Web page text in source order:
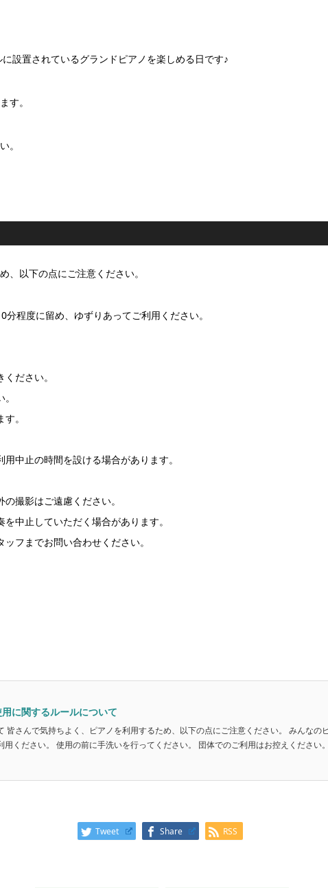
設置されているグランドピアノを楽しめる日です♪
す。
。
、以下の点にご注意ください。
程度に留め、ゆずりあってご利用ください。
ださい。
。
中止の時間を設ける場合があります。
撮影はご遠慮ください。
中止していただく場合があります。
フまでお問い合わせください。
に関するルールについて
皆さんで気持ちよく、ピアノを利用するため、以下の点にご注意ください。 みんなの
用ください。 使用の前に手洗いを行ってください。 団体でのご利用はお控えください
Tweet Share RSS